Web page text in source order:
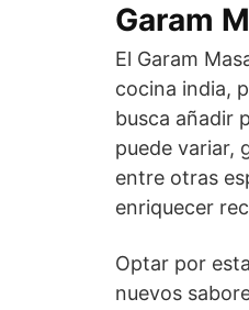
Garam
El Garam
cocina india,
busca añadir
puede variar,
entre otras
enriquecer
Optar por
nuevos